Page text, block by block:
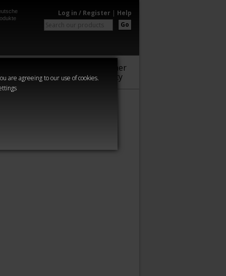
are agreeing to our use of cookies.
Log in / Register | Help
Go
Warhammer
Community